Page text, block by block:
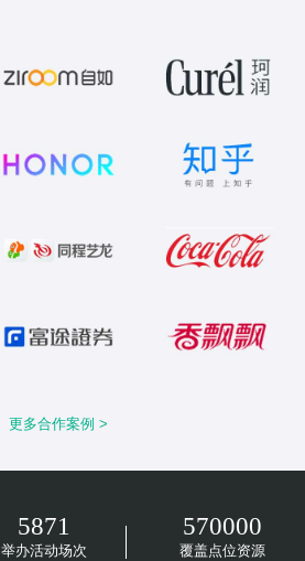
更多合作案例 >
5871
举办活动场次
570000
覆盖点位资源